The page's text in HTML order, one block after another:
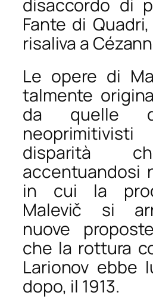
disaccordo di
Fante di
risaliva a
Le opere di
talmente
da quelle
disparità
accentuandosi
in cui la
Malevič si
nuove
che la rottura
Larionov ebbe
dopo, il 1913.